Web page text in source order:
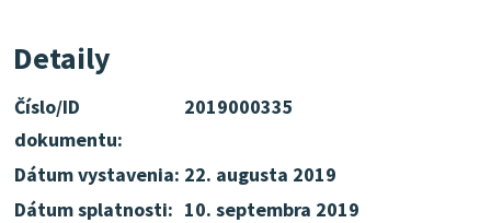
Detaily
Číslo/ID
dokumentu:
2019000335
Dátum vystavenia: 22. augusta 2019
Dátum splatnosti: 10. septembra 2019